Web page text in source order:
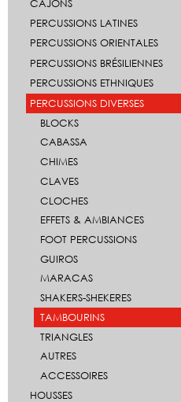
CAJONS
PERCUSSIONS LATINES
PERCUSSIONS ORIENTALES
PERCUSSIONS BRÉSILIENNES
PERCUSSIONS ETHNIQUES
PERCUSSIONS DIVERSES
BLOCKS
CABASSA
CHIMES
CLAVES
CLOCHES
EFFETS & AMBIANCES
FOOT PERCUSSIONS
GUIROS
MARACAS
SHAKERS-SHEKERES
TAMBOURINS
TRIANGLES
AUTRES
ACCESSOIRES
HOUSSES